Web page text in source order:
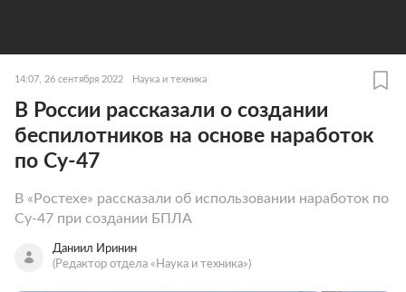
14:07, 26 сентября 2022 Наука и техника
В России рассказали о создании
беспилотников на основе наработок
по Су-47
В «Ростехе» рассказали об использовании наработок по
Су-47 при создании БПЛА
Даниил Иринин
(Редактор отдела «Наука и техника»)